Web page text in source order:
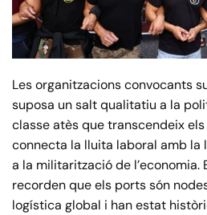
Les organitzacions convocants
suposa un salt qualitatiu a la
classe atès que transcendeix
connecta la lluita laboral amb la
a la militarització de l’economia.
recorden que els ports són
logística global i han estat